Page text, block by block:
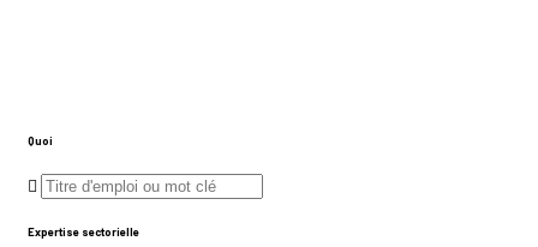
Quoi
Expertise sectorielle